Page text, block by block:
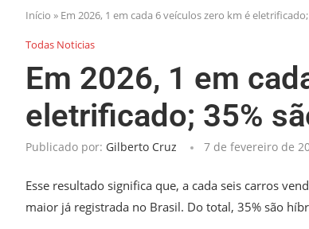
Início » Em 2026, 1 em cada 6 veículos zero km é
Todas Noticias
Em 2026, 1 em
eletrificado; 35%
Publicado por: Gilberto Cruz 7 de fevereiro de
Esse resultado significa que, a cada seis carros
maior já registrada no Brasil. Do total, 35% são